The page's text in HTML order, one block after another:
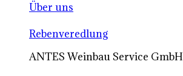
Über uns
Rebenveredlung
ANTES Weinbau Service GmbH